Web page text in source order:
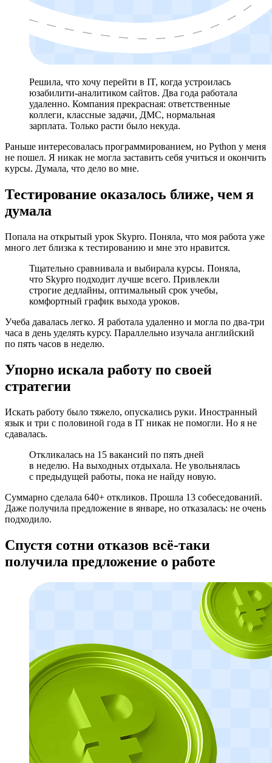
Решила, что хочу перейти в IT, когда устроилась
юзабилити-аналитиком сайтов. Два года работала
удаленно. Компания прекрасная: ответственные
коллеги, классные задачи, ДМС, нормальная
зарплата. Только расти было некуда.
Раньше интересовалась программированием, но Python у меня
не пошел. Я никак не могла заставить себя учиться и окончить
курсы. Думала, что дело во мне.
Тестирование оказалось ближе, чем я
думала
Попала на открытый урок Skypro. Поняла, что моя работа уже
много лет близка к тестированию и мне это нравится.
Тщательно сравнивала и выбирала курсы. Поняла,
что Skypro подходит лучше всего. Привлекли
строгие дедлайны, оптимальный срок учебы,
комфортный график выхода уроков.
Учеба давалась легко. Я работала удаленно и могла по два-три
часа в день уделять курсу. Параллельно изучала английский
по пять часов в неделю.
Упорно искала работу по своей
стратегии
Искать работу было тяжело, опускались руки. Иностранный
язык и три с половиной года в IT никак не помогли. Но я не
сдавалась.
Откликалась на 15 вакансий по пять дней
в неделю. На выходных отдыхала. Не увольнялась
с предыдущей работы, пока не найду новую.
Суммарно сделала 640+ откликов. Прошла 13 собеседований.
Даже получила предложение в январе, но отказалась: не очень
подходило.
Спустя сотни отказов всё-таки
получила предложение о работе